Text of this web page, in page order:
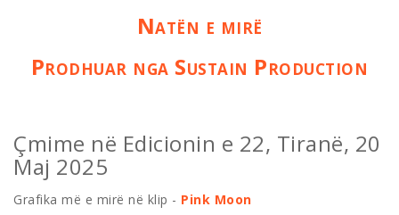
Natën e mirë
Prodhuar nga Sustain Production
Çmime në Edicionin e 22, Tiranë, 20
Maj 2025
Grafika më e mirë në klip - Pink Moon